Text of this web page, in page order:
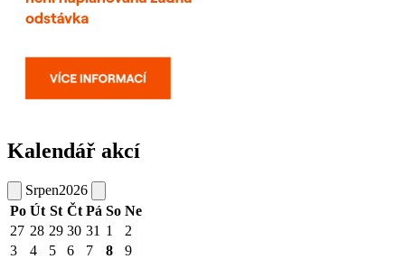
Kalendář akcí
Srpen2026
Po Út St Čt Pá So Ne
27 28 29 30 31 1
2
3
4 5 6 7 8
9